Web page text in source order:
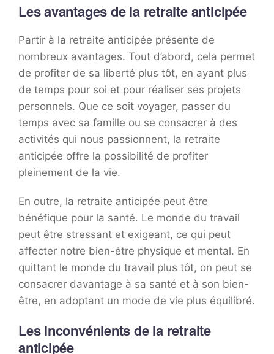
Les avantages de la retraite anticipée
Partir à la retraite anticipée présente de
nombreux avantages. Tout d’abord, cela permet
de profiter de sa liberté plus tôt, en ayant plus
de temps pour soi et pour réaliser ses projets
personnels. Que ce soit voyager, passer du
temps avec sa famille ou se consacrer à des
activités qui nous passionnent, la retraite
anticipée offre la possibilité de profiter
pleinement de la vie.
En outre, la retraite anticipée peut être
bénéfique pour la santé. Le monde du travail
peut être stressant et exigeant, ce qui peut
affecter notre bien-être physique et mental. En
quittant le monde du travail plus tôt, on peut se
consacrer davantage à sa santé et à son bien-
être, en adoptant un mode de vie plus équilibré.
Les inconvénients de la retraite
anticipée